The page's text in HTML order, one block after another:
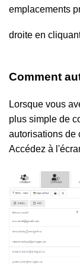
emplacements
droite en
Comment
Lorsque vous
plus simple de
autorisations de
Accédez à